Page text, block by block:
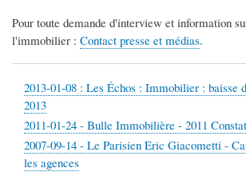
Pour toute demande d'interview et information
l'immobilier : Contact presse et médias.
2013-01-08 : Les Échos : Immobilier : baisse
2013
2011-01-24 - Bulle Immobilière - 2011
2007-09-14 - Le Parisien Eric Giacometti -
les agences